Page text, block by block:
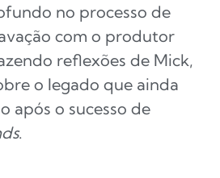
no processo de
com o produtor
reflexões de Mick,
o legado que ainda
após o sucesso de
.